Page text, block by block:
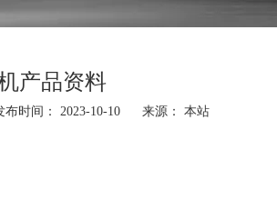
产品资料
时间： 2023-10-10 来源： 本站